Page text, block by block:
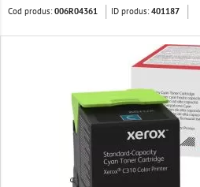
Cod produs:006R04361 ID produs:401187